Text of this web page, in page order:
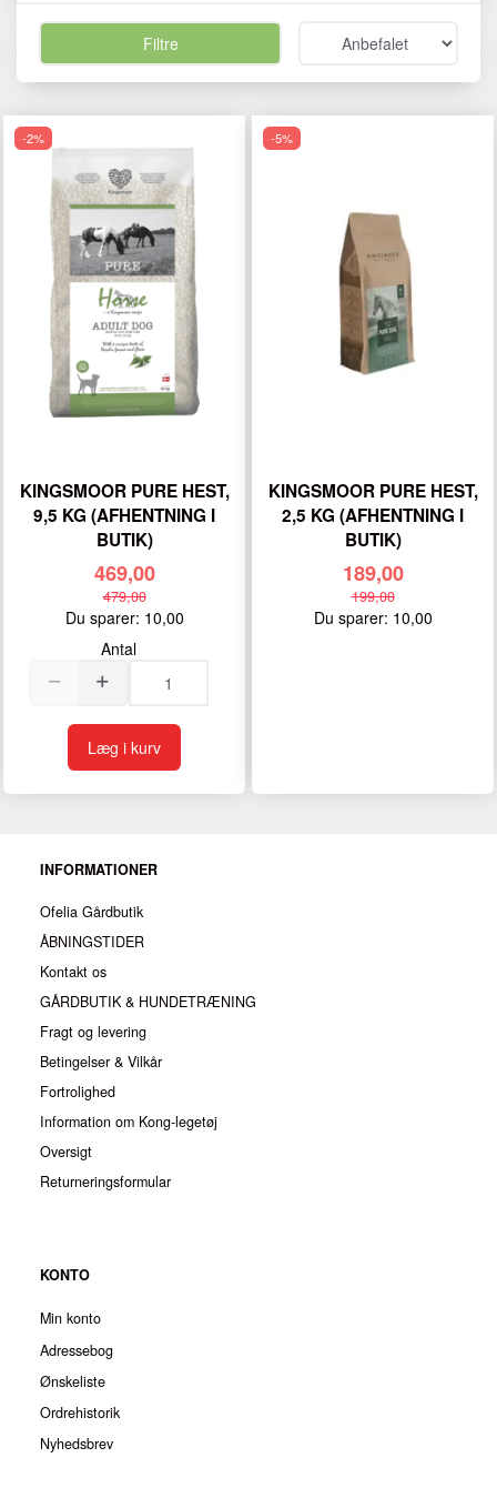
Filtre
-2%
KINGSMOOR PURE HEST,
9,5 KG (AFHENTNING I
BUTIK)
469,00
479,00
Du sparer: 10,00
Antal
Læg i kurv
-5%
KINGSMOOR PURE HEST,
2,5 KG (AFHENTNING I
BUTIK)
189,00
199,00
Du sparer: 10,00
INFORMATIONER
Ofelia Gårdbutik
ÅBNINGSTIDER
Kontakt os
GÅRDBUTIK & HUNDETRÆNING
Fragt og levering
Betingelser & Vilkår
Fortrolighed
Information om Kong-legetøj
Oversigt
Returneringsformular
KONTO
Min konto
Adressebog
Ønskeliste
Ordrehistorik
Nyhedsbrev